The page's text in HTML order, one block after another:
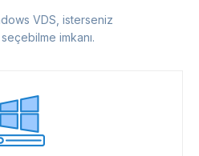
VDS, isterseniz
imkanı.